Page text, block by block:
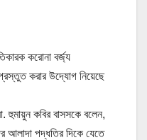
করোনা বর্জ্য
করার উদ্যোগ নিয়েছে
হুমায়ুন কবির বাসসকে বলেন,
আলাদা পদ্ধতির দিকে যেতে